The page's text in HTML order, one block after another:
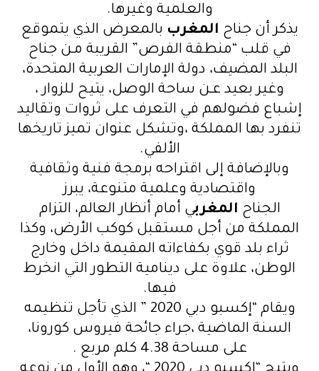
والعلمية وغيرها.
يذكر أن جناح المغرب بالمعرض الذي يتموقع
في قلب “منطقة الفرص” القريبة مـن جناح
البلد المضيف، دولة الإمارات العربية المتحدة،
وغير بعيد عـن ساحة الوصل، يتيح للزوار ،
إشباع فضولهم في التعرف على ثروات وتقاليد
تنفرد بها المملكة ،وتشكل عنوان تميز تاريخها
الألفي.
وبالإضافة إلى اقتراحه برمجة فنية وثقافية
واقتصادية وعلمية متنوعة، يبرز
الجناح المغربي أمام أنظار العالم، التزام
المملكة من أجل مستقبل كوكب الأرض، وكذا
ثراء بلد قوي بكفاءاته المقيمة داخل وخارج
الوطن، علاوة على دينامية التطور التي انخرط
فيها.
ويقام “إكسبو دبي 2020 ” الذي تأجل تنظيمه
السنة الماضية ،جراء جائحة فيروس كورونا،
على مساحة 4.38 كلم مربع .